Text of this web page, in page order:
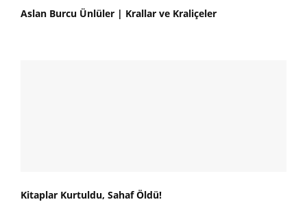
Aslan Burcu Ünlüler | Krallar ve Kraliçeler
Kitaplar Kurtuldu, Sahaf Öldü!